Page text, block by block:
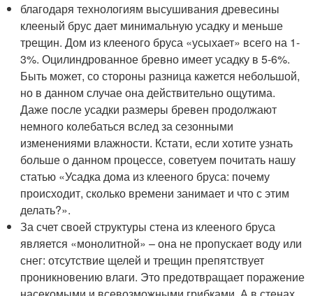
благодаря технологиям высушивания древесины
клееный брус дает минимальную усадку и меньше
трещин. Дом из клееного бруса «усыхает» всего на 1-
3%. Оцилиндрованное бревно имеет усадку в 5-6%.
Быть может, со стороны разница кажется небольшой,
но в данном случае она действительно ощутима.
Даже после усадки размеры бревен продолжают
немного колебаться вслед за сезонными
изменениями влажности. Кстати, если хотите узнать
больше о данном процессе, советуем почитать нашу
статью «Усадка дома из клееного бруса: почему
происходит, сколько времени занимает и что с этим
делать?».
За счет своей структуры стена из клееного бруса
является «монолитной» – она не пропускает воду или
снег: отсутствие щелей и трещин препятствует
проникновению влаги. Это предотвращает поражение